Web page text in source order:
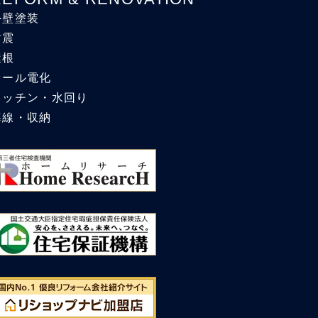
塗装
根
ール電化
ッチン・水回り
・収納